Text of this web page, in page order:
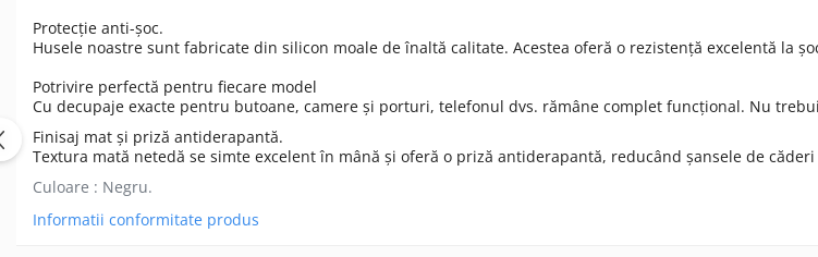
Seria 6
Xiaomi
Oppo / Realme
Motorola
Huawei / Honor
Incarcatoare
Protecție anti-șoc.
Husele noastre sunt fabricate din silicon moale de înaltă calitate. Acestea oferă o rezistență excelentă la
Potrivire perfectă pentru fiecare model
Cu decupaje exacte pentru butoane, camere și porturi, telefonul dvs. rămâne complet funcțional. Nu
Finisaj mat și priză antiderapantă.
Textura mată netedă se simte excelent în mână și oferă o priză antiderapantă, reducând șansele de
Culoare : Negru.
Informatii conformitate produs